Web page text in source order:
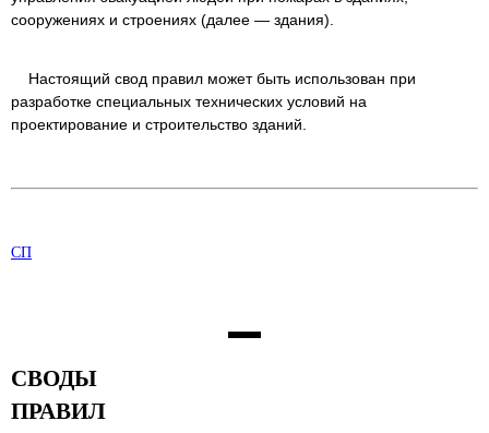
сооружениях и строениях (далее — здания).
Настоящий свод правил может быть использован при
разработке специальных технических условий на
проектирование и строительство зданий.
СП
СВОДЫ
ПРАВИЛ